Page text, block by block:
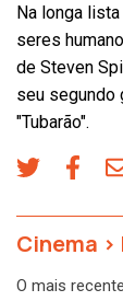
Na longa
seres
de Steven
seu segundo
"Tubarão".
Cinema >
O mais